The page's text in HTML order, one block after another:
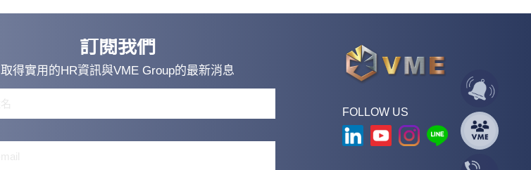
訂閱我們
取得實用的HR資訊與VME Group的最新消息
FOLLOW US